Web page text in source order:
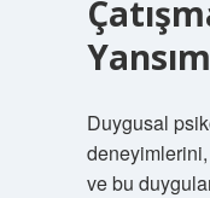
Duygusal
deneyimlerini,
ve bu